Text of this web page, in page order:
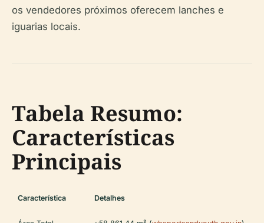
os vendedores próximos oferecem lanches e
iguarias locais.
Tabela Resumo:
Características
Principais
Característica Detalhes